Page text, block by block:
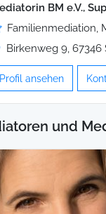
BM e.V.,
Familienmediation,
Birkenweg 9, 67346
Profil ansehen
und